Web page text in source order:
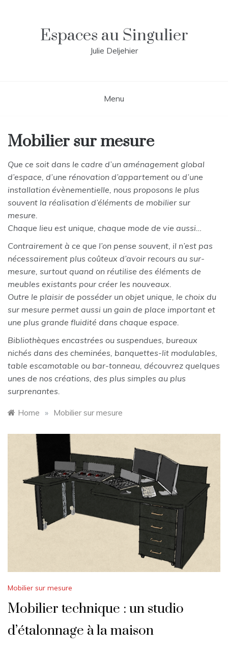
Espaces au Singulier
Julie Deljehier
Menu
Mobilier sur mesure
Que ce soit dans le cadre d’un aménagement global
d’espace, d’une rénovation d’appartement ou d’une
installation évènementielle, nous proposons le plus
souvent la réalisation d’éléments de mobilier sur
mesure.
Chaque lieu est unique, chaque mode de vie aussi…
Contrairement à ce que l’on pense souvent, il n’est pas
nécessairement plus coûteux d’avoir recours au sur-
mesure, surtout quand on réutilise des éléments de
meubles existants pour créer les nouveaux.
Outre le plaisir de posséder un objet unique, le choix du
sur mesure permet aussi un gain de place important et
une plus grande fluidité dans chaque espace.
Bibliothèques encastrées ou suspendues, bureaux
nichés dans des cheminées, banquettes-lit modulables,
table escamotable ou bar-tonneau, découvrez quelques
unes de nos créations, des plus simples au plus
surprenantes.
Home » Mobilier sur mesure
Mobilier sur mesure
Mobilier technique : un studio
d’étalonnage à la maison